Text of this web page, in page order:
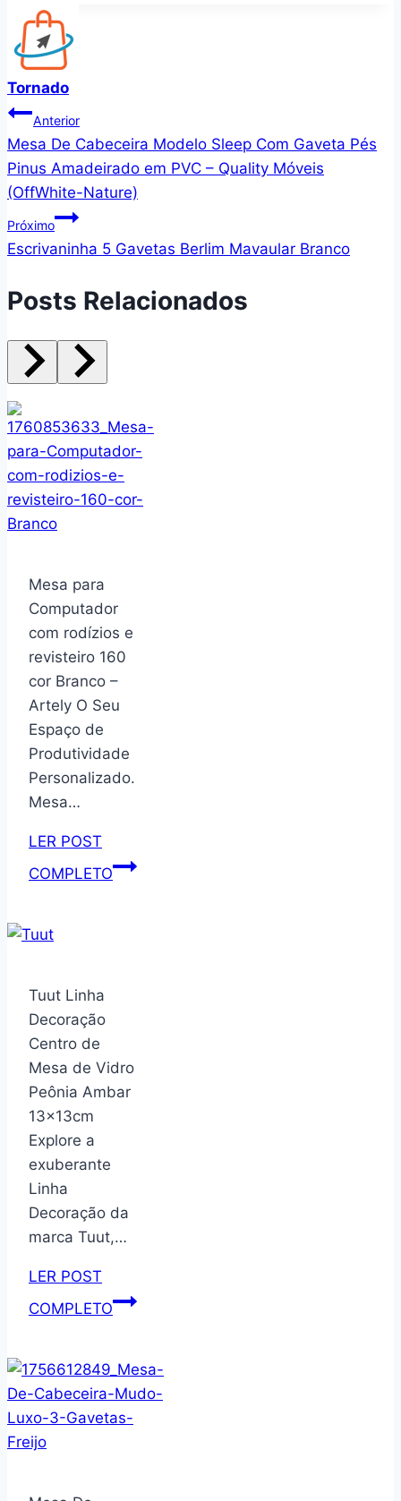
Tornado
Navegação
de
Post
Anterior
Mesa De Cabeceira Modelo Sleep Com Gaveta Pés
Pinus Amadeirado em PVC – Quality Móveis
(OffWhite-Nature)
Próximo
Escrivaninha 5 Gavetas Berlim Mavaular Branco
Posts Relacionados
Mesa para
Computador
com rodízios e
revisteiro 160
cor Branco –
Artely O Seu
Espaço de
Produtividade
Personalizado.
Mesa…
LER POST
COMPLETOMesa
cor
Tuut Linha
Decoração
Centro de
Mesa de Vidro
Peônia Ambar
13x13cm
Explore a
exuberante
Linha
Decoração da
marca Tuut,…
LER POST
COMPLETOTuut
Centro
de
Mesa